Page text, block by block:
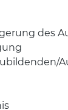
des